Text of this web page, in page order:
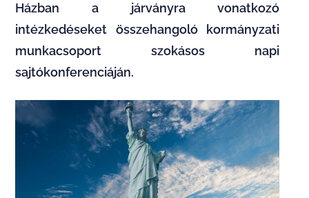
Házban a járványra vonatkozó
intézkedéseket összehangoló kormányzati
munkacsoport szokásos napi
sajtókonferenciáján.